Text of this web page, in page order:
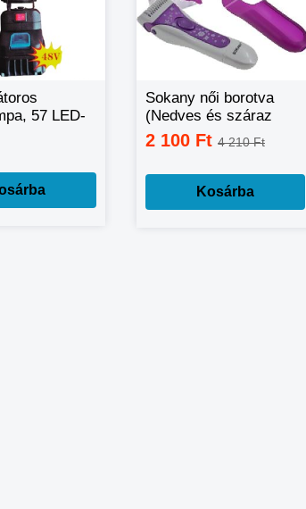
57 LED-
LAM-05
Sokany női borotva
(Nedves és száraz
borotválkozáshoz)
HC-353
2 100 Ft 4 210 Ft
Kosárba